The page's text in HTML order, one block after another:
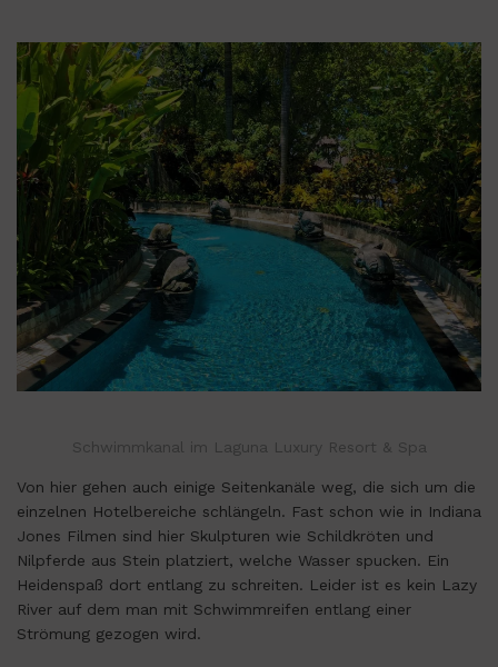
Schwimmkanal im Laguna Luxury Resort & Spa
Von hier gehen auch einige Seitenkanäle weg, die sich um die
einzelnen Hotelbereiche schlängeln. Fast schon wie in Indiana
Jones Filmen sind hier Skulpturen wie Schildkröten und
Nilpferde aus Stein platziert, welche Wasser spucken. Ein
Heidenspaß dort entlang zu schreiten. Leider ist es kein Lazy
River auf dem man mit Schwimmreifen entlang einer
Strömung gezogen wird.